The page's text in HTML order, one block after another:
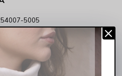
5005
Barra Dobrada Indigo Claro
unir conforto e atitude em
valoriza as curvas femininas,
elastizado garante
ocasião.